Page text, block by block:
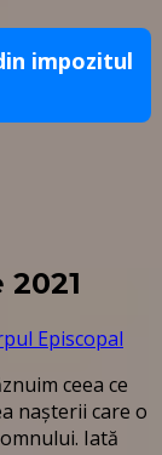
impozitul
Episcopal
ceea ce
nașterii care o
Iată